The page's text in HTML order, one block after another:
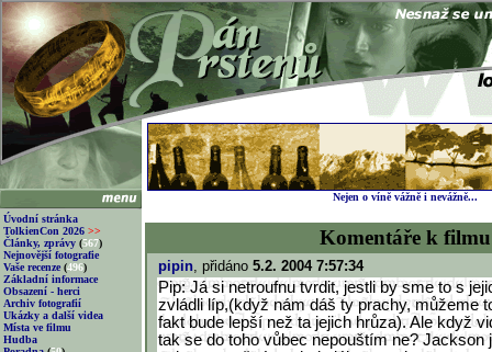
Úvodní stránka
TolkienCon 2026 >>
Články, zprávy (567)
Nejnovější fotografie
Vaše recenze (496)
Základní informace
Obsazení - herci
Archiv fotografií
Ukázky a další videa
Místa ve filmu
Hudba
Nejen o víně vážně i nevážně...
Komentáře k filmu
pipin, přidáno 5.2. 2004 7:57:34
Pip: Já si netroufnu tvrdit, jestli by sme to s
zvládli líp,(když nám dáš ty prachy, můžeme
fakt bude lepší než ta jejich hrůza). Ale když
tak se do toho vůbec nepouštím ne? Jackson